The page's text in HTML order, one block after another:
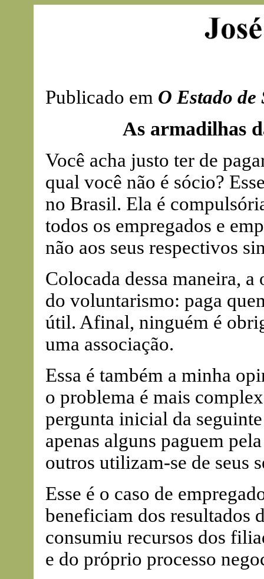
Publicado em O Estado de
As armadilhas
Você acha justo ter de
qual você não é sócio?
no Brasil. Ela é
todos os empregados e
não aos seus respectivos
Colocada dessa maneira,
do voluntarismo: paga
útil. Afinal, ninguém é
uma associação.
Essa é também a minha
o problema é mais
pergunta inicial da
apenas alguns paguem
outros utilizam-se de seus
Esse é o caso de
beneficiam dos resultados
consumiu recursos dos
e do próprio processo